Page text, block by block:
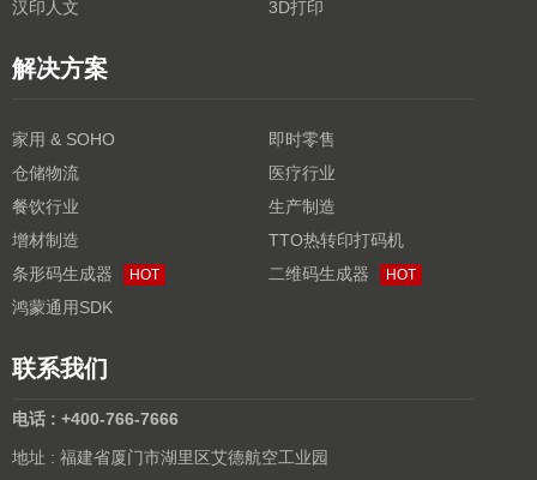
汉印人文
3D打印
解决方案
家用 & SOHO
即时零售
仓储物流
医疗行业
餐饮行业
生产制造
增材制造
TTO热转印打码机
条形码生成器
HOT 二维码生成器 HOT
鸿蒙通用SDK
联系我们
电话 : +400-766-7666
地址 : 福建省厦门市湖里区艾德航空工业园